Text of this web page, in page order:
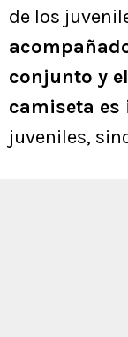
de los
conjunto y
camiseta
juveniles,